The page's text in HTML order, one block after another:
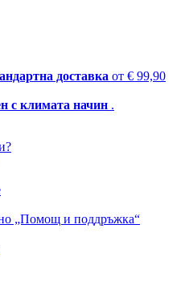
доставка от € 99,90
с климата начин .
„Помощ и поддръжка“